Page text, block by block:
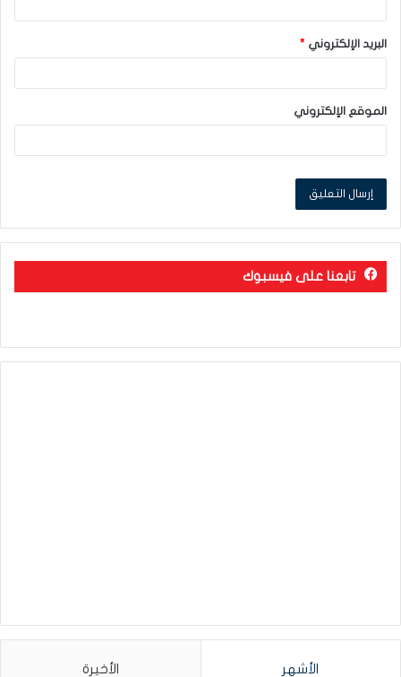
البريد الإلكتروني *
الموقع الإلكتروني
تابعنا على فيسبوك
الأشهر الأخيرة